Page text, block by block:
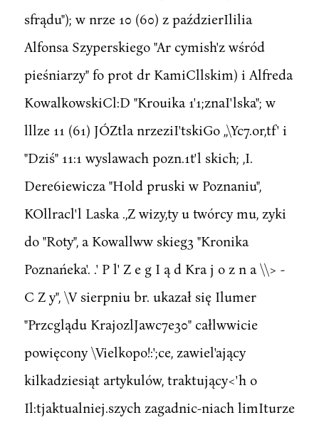
sfrądu"); w nrze 10 (60) z paździerIlilia
Alfonsa Szyperskiego "Ar cymish'z wśród
pieśniarzy" fo prot dr KamiCllskim) i Alfreda
KowalkowskiCl:D "Krouika 1'1;znaI'lska"; w
lllze 11 (61) JÓZtla nrzeziI'tskiGo ,,\Yc7.or,tf' i
"Dziś" 11:1 wyslawach pozn.1t'l skich; ,I.
Dere6iewicza "Hold pruski w Poznaniu",
KOllracl'l Laska .,Z wizy,ty u twórcy mu, zyki
do "Roty", a Kowallww skieg3 "Kronika
Poznańeka'. .' P l' Z e g I ą d Kra j o z n a \\> -
C Z y", \V sierpniu br. ukazał się Ilumer
"Przcglądu KrajozlJawc7e30" całlwwicie
powięcony \Vielkopo!:';ce, zawiel'ający
kilkadziesiąt artykulów, traktujący<'h o
Il:tjaktualniej.szych zagadnic-niach limIturze